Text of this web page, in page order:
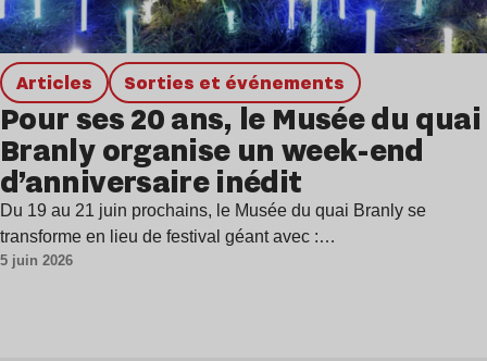
Articles Sorties et événements
Pour ses 20 ans, le Musée du quai
Branly organise un week-end
d’anniversaire inédit
Du 19 au 21 juin prochains, le Musée du quai Branly se
transforme en lieu de festival géant avec :…
5 juin 2026